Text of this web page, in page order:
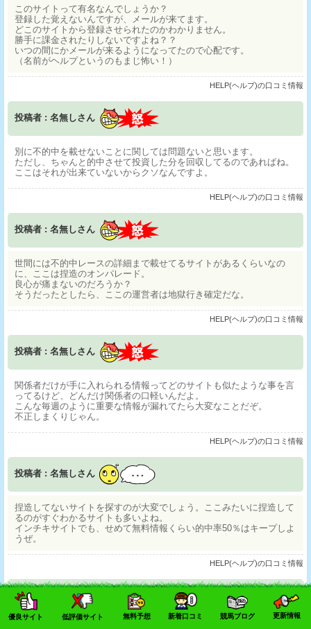
優良サイト 低評価サイト 無料予想 新着口コミ 競馬ブログ 更新情報
このサイトって有名なんでしょうか？
登録した覚えないんですが、メールが来てます。
どこのサイトから登録させられたのかわかりません。
勝手に課金されたりしないですよね？？
いつの間にかメールが来るようになってたので心配です。
（名前がヘルプというのもまじ怖い！）
HELP(ヘルプ)の口コミ情報
投稿者 : 名無しさん
別に不的中を載せないことに関しては問題ないと思います。
ただし、ちゃんと的中させて投資した分を回収してるのであればね。
ここはそれが出来ていないからクソなんですよ。
HELP(ヘルプ)の口コミ情報
投稿者 : 名無しさん
世間には不的中レースの詳細まで載せてるサイトがあるくらいなの
に、ここは捏造のオンパレード。
良心が痛まないのだろうか？
そうだったとしたら、ここの運営者は地獄行き確定だな。
HELP(ヘルプ)の口コミ情報
投稿者 : 名無しさん
関係者だけが手に入れられる情報ってどのサイトも似たような事を言
ってるけど、どんだけ関係者の口軽いんだよ。
こんな毎週のように重要な情報が漏れてたら大変なことだぞ。
不正しまくりじゃん。
HELP(ヘルプ)の口コミ情報
投稿者 : 名無しさん
捏造してないサイトを探すのが大変でしょう。ここみたいに捏造して
るのがすぐわかるサイトも多いよね。
インチキサイトでも、せめて無料情報くらい的中率50％はキープしよ
うぜ。
HELP(ヘルプ)の口コミ情報
投稿者 : 名無しさん